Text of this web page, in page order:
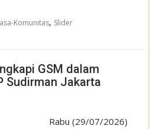
Komunitas, Slider
GSM dalam
Sudirman Jakarta
Rabu (29/07/2026)